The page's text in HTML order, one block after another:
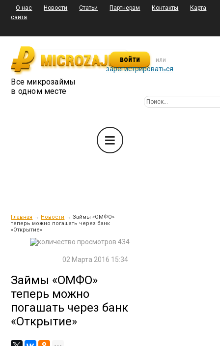
О нас Новости Статьи Партнерам Контакты
Карта
сайта
Все микрозаймы
в одном месте
войти или
зарегистрироваться
Главная → Новости → Займы «ОМФО»
теперь можно погашать через банк
«Открытие»
434
02 Марта 2016 15:34
Займы «ОМФО»
теперь можно
погашать через банк
«Открытие»